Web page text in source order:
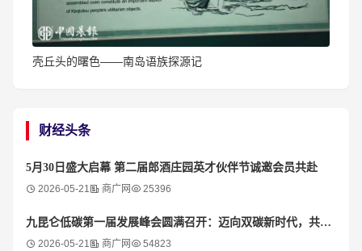
壳丘头的曙色——南岛语族探源记
财经头条
5月30日盛大启幕 第二届郎酒庄园英才伙伴节诚邀会员共赴
2026-05-21 商广网 25396
九昆仑低碳第一届发展峰会圆满召开：迈向双碳新时代，共创低碳新生态
2026-05-21 商广网 54823